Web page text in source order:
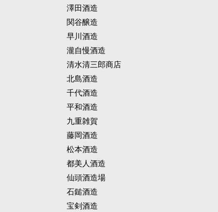
澤田酒造
関谷醸造
早川酒造
瀧自慢酒造
清水清三郎商店
北島酒造
千代酒造
平和酒造
九重雑賀
藤岡酒造
松本酒造
都美人酒造
仙頭酒造場
石鎚酒造
宝剣酒造